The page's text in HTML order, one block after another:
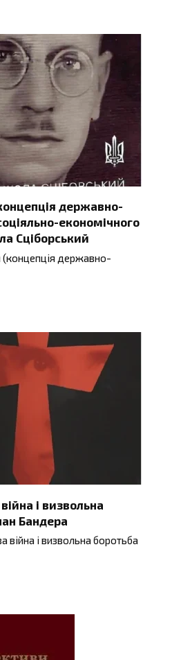
державно-
економічного
Сціборський
(концепція державно-
і визвольна
Бандера
війна і визвольна боротьба